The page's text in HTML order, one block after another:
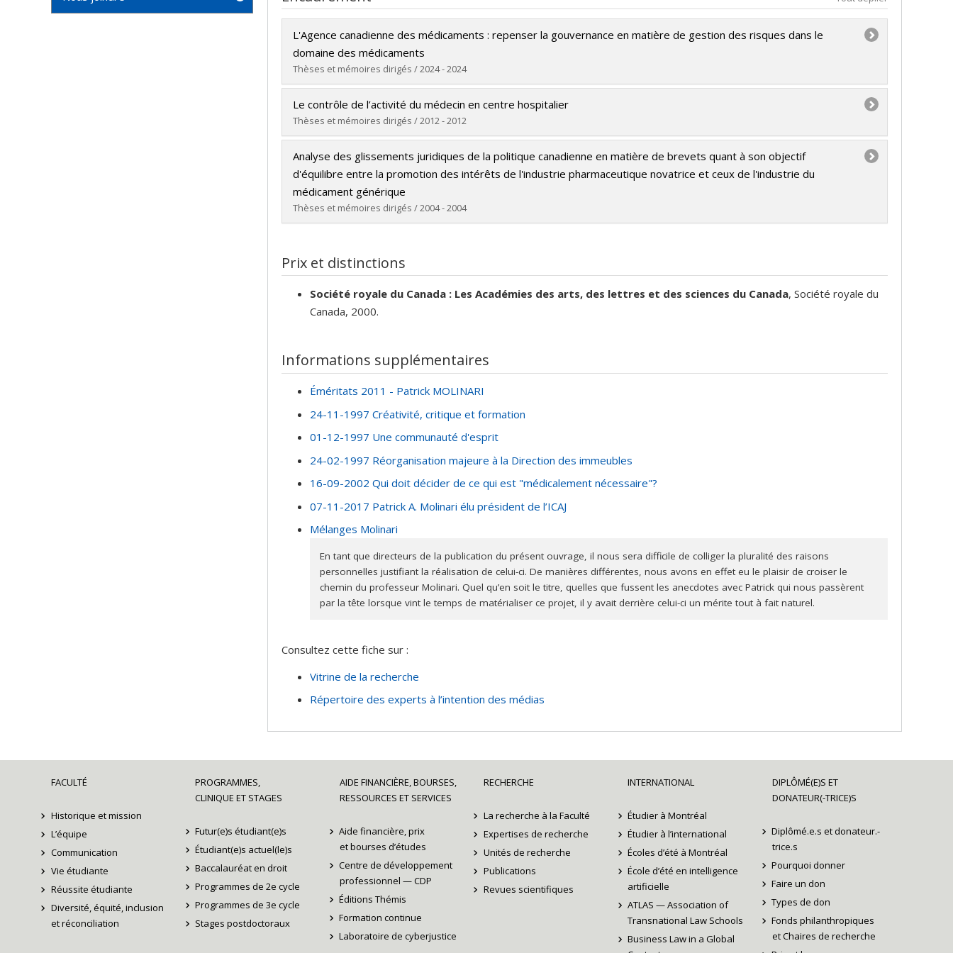
L'Agence canadienne des médicaments : repenser la gouvernance en matière de gestion des risques dans le
domaine des médicaments
Thèses et mémoires dirigés / 2024 - 2024
Diplômé(e) :Largenté, Laurence
Cycle : Doctorat
Diplôme obtenu :LL. D.
Lien vers le document dans Papyrus
Le contrôle de l’activité du médecin en centre hospitalier
Thèses et mémoires dirigés / 2012 - 2012
Diplômé(e) :Léger-Riopel, Nicholas
Cycle :Maîtrise
Diplôme obtenu :LL. M.
Lien vers le document dans Papyrus
Analyse des glissements juridiques de la politique canadienne en matière de brevets quant à son objectif
d'équilibre entre la promotion des intérêts de l'industrie pharmaceutique novatrice et ceux de l'industrie du
médicament générique
Thèses et mémoires dirigés / 2004 - 2004
Cycle : Maîtrise
Diplôme obtenu :LL. M.
Lien vers le document dans Papyrus
Prix et distinctions
Société royale du Canada : Les Académies des arts, des lettres et des sciences du Canada, Société royale du
Canada, 2000.
Informations supplémentaires
Éméritats 2011 - Patrick MOLINARI
24-11-1997 Créativité, critique et formation
01-12-1997 Une communauté d'esprit
24-02-1997 Réorganisation majeure à la Direction des immeubles
16-09-2002 Qui doit décider de ce qui est "médicalement nécessaire"?
07-11-2017 Patrick A. Molinari élu président de l’ICAJ
Mélanges Molinari
En tant que directeurs de la publication du présent ouvrage, il nous sera difficile de colliger la pluralité des raisons
personnelles justifiant la réalisation de celui-ci. De manières différentes, nous avons en effet eu le plaisir de croiser le
chemin du professeur Molinari. Quel qu’en soit le titre, quelles que fussent les anecdotes avec Patrick qui nous passèrent
par la tête lorsque vint le temps de matérialiser ce projet, il y avait derrière celui-ci un mérite tout à fait naturel.
Consultez cette fiche sur :
Vitrine de la recherche
Répertoire des experts à l’intention des médias
FACULTÉ
Historique et mission
L’équipe
Communication
Vie étudiante
Réussite étudiante
Diversité, équité, inclusion
et réconciliation
PROGRAMMES,
CLINIQUE ET STAGES
Futur(e)s étudiant(e)s
Étudiant(e)s actuel(le)s
Baccalauréat en droit
Programmes de 2e cycle
Programmes de 3e cycle
Stages postdoctoraux
AIDE FINANCIÈRE, BOURSES,
RESSOURCES ET SERVICES
Aide financière, prix
et bourses d’études
Centre de développement
professionnel — CDP
Éditions Thémis
Formation continue
Laboratoire de cyberjustice
RECHERCHE
La recherche à la Faculté
Expertises de recherche
Unités de recherche
Publications
Revues scientifiques
INTERNATIONAL
Étudier à Montréal
Étudier à l’international
Écoles d’été à Montréal
École d’été en intelligence
artificielle
ATLAS — Association of
Transnational Law Schools
Business Law in a Global
DIPLÔMÉ(E)S ET
DONATEUR(-TRICE)S
Diplômé.e.s et donateur.-
trice.s
Pourquoi donner
Faire un don
Types de don
Fonds philanthropiques
et Chaires de recherche